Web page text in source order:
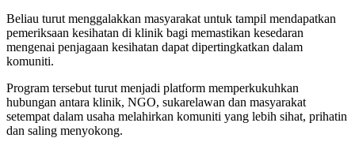
Beliau turut menggalakkan masyarakat untuk tampil mendapatkan
pemeriksaan kesihatan di klinik bagi memastikan kesedaran
mengenai penjagaan kesihatan dapat dipertingkatkan dalam
komuniti.
Program tersebut turut menjadi platform memperkukuhkan
hubungan antara klinik, NGO, sukarelawan dan masyarakat
setempat dalam usaha melahirkan komuniti yang lebih sihat, prihatin
dan saling menyokong.